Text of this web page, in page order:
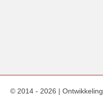
© 2014 - 2026 | Ontwikkeling